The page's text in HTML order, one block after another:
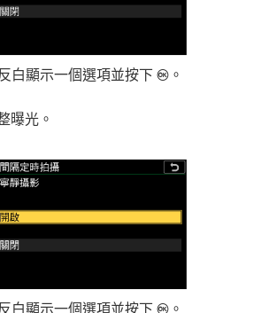
白顯示一個選項並按下 J。
曝光。
白顯示一個選項並按下 J。